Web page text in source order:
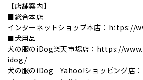
【店舗案内】
■総合本店
インターネットショップ本店：https://
■犬用品
犬の服のiDog楽天市場店：https://
idog/
犬の服のiDog Yahoo!ショッピング店